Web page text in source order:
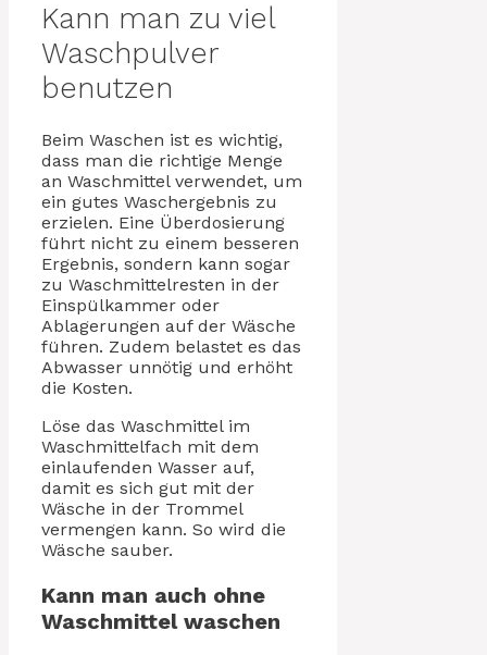
Kann man zu viel
Waschpulver
benutzen
Beim Waschen ist es wichtig,
dass man die richtige Menge
an Waschmittel verwendet, um
ein gutes Waschergebnis zu
erzielen. Eine Überdosierung
führt nicht zu einem besseren
Ergebnis, sondern kann sogar
zu Waschmittelresten in der
Einspülkammer oder
Ablagerungen auf der Wäsche
führen. Zudem belastet es das
Abwasser unnötig und erhöht
die Kosten.
Löse das Waschmittel im
Waschmittelfach mit dem
einlaufenden Wasser auf,
damit es sich gut mit der
Wäsche in der Trommel
vermengen kann. So wird die
Wäsche sauber.
Kann man auch ohne
Waschmittel waschen